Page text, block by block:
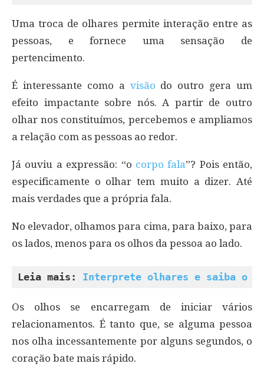
Uma troca de olhares permite interação entre as
pessoas, e fornece uma sensação de
pertencimento.
É interessante como a visão do outro gera um
efeito impactante sobre nós. A partir de outro
olhar nos constituímos, percebemos e ampliamos
a relação com as pessoas ao redor.
Já ouviu a expressão: “o corpo fala”? Pois então,
especificamente o olhar tem muito a dizer. Até
mais verdades que a própria fala.
No elevador, olhamos para cima, para baixo, para
os lados, menos para os olhos da pessoa ao lado.
Leia mais: Interprete olhares e saiba o
Os olhos se encarregam de iniciar vários
relacionamentos. É tanto que, se alguma pessoa
nos olha incessantemente por alguns segundos, o
coração bate mais rápido.